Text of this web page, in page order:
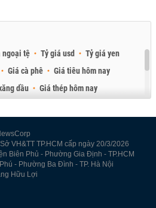
ngoại tệ Tỷ giá usd
Tỷ giá yen
Giá cà phê
Giá tiêu hôm nay
dầu
Giá thép hôm nay
VH&TT TP.HCM cấp ngày 20/3/2026
Biên Phủ - Phường Gia Định - TP.HCM
- Phường Ba Đình - TP. Hà Nội
Hữu Lợi